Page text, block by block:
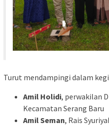
Turut mendampingi dalam
Amil Holidi, perwakilan
Kecamatan Serang Baru
Amil Seman, Rais